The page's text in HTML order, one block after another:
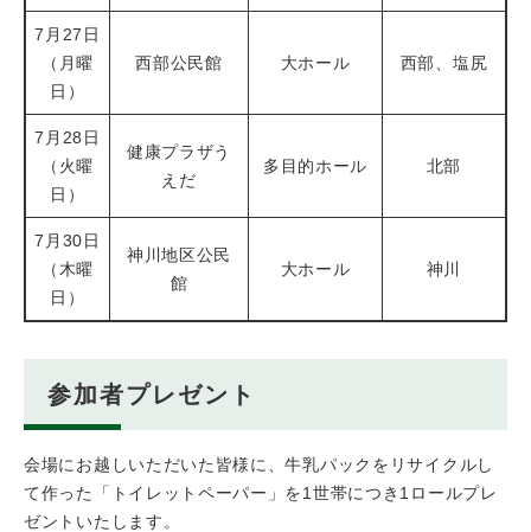
7月27日
（月曜
日）
西部公民館 大ホール 西部、塩尻
7月28日
（火曜
日）
健康プラザう
えだ
多目的ホール 北部
7月30日
（木曜
日）
神川地区公民
館
大ホール 神川
参加者プレゼント
会場にお越しいただいた皆様に、牛乳パックをリサイクルし
て作った「トイレットペーパー」を1世帯につき1ロールプレ
ゼントいたします。